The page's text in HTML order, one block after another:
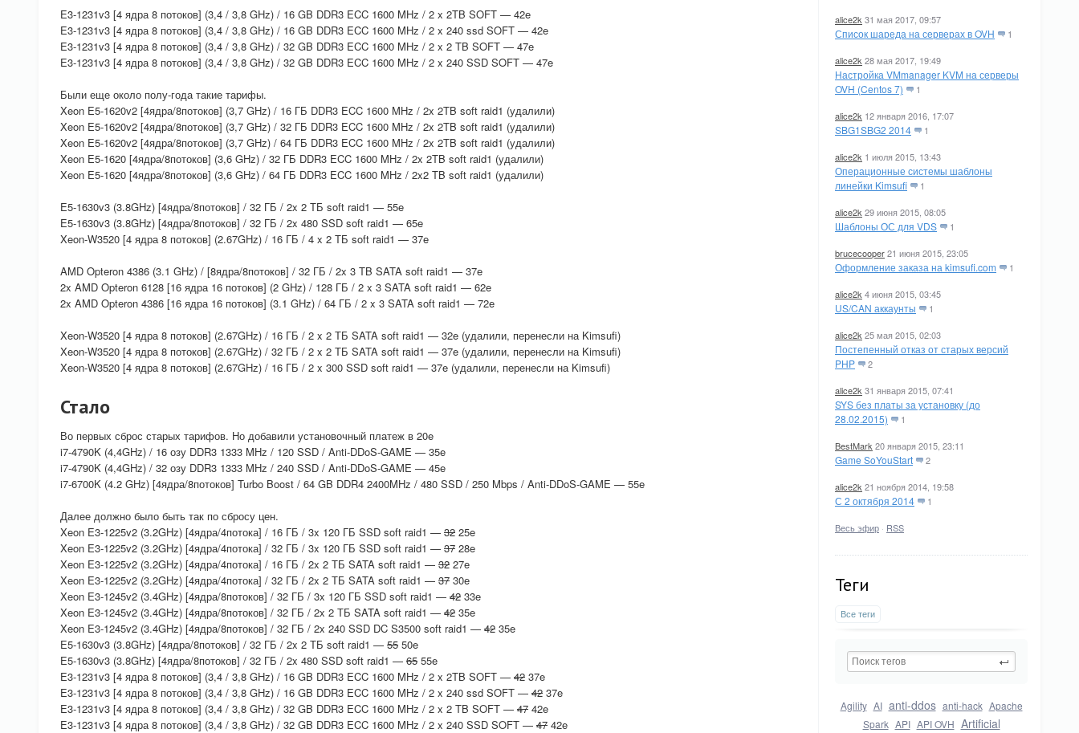
alice2k 31 мая 2017, 09:57
Список шареда на серверах в OVH 1
alice2k 28 мая 2017, 19:49
Настройка VMmanager KVM на серверы
OVH (Centos 7)
1
alice2k 12 января 2016, 17:07
SBG1SBG2 2014 1
alice2k 1 июля 2015, 13:43
Операционные системы шаблоны
линейки Kimsufi
1
alice2k 29 июня 2015, 08:05
Шаблоны ОС для VDS 1
brucecooper21 июня 2015, 23:05
Оформление заказа на kimsufi.com 1
alice2k 4 июня 2015, 03:45
US/CAN аккаунты 1
alice2k 25 мая 2015, 02:03
Постепенный отказ от старых версий
PHP
2
alice2k 31 января 2015, 07:41
SYS без платы за установку (до
28.02.2015)
1
BestMark 20 января 2015, 23:11
Game SoYouStart 2
alice2k 21 ноября 2014, 19:58
С 2 октября 2014 1
Весь эфир · RSS
Теги
Все теги
Agility AI anti-ddos anti-hack Apache
Spark API API OVH Artificial
E3-1231v3 [4 ядра 8 потоков] (3,4 / 3,8 GHz) / 16 GB DDR3 ECC 1600 MHz / 2 x 2TB SOFT — 42e
E3-1231v3 [4 ядра 8 потоков] (3,4 / 3,8 GHz) / 16 GB DDR3 ECC 1600 MHz / 2 x 240 ssd SOFT — 42e
E3-1231v3 [4 ядра 8 потоков] (3,4 / 3,8 GHz) / 32 GB DDR3 ECC 1600 MHz / 2 x 2 TB SOFT — 47e
E3-1231v3 [4 ядра 8 потоков] (3,4 / 3,8 GHz) / 32 GB DDR3 ECC 1600 MHz / 2 x 240 SSD SOFT — 47e
Были еще около полу-года такие тарифы.
Xeon E5-1620v2 [4ядра/8потоков] (3,7 GHz) / 16 ГБ DDR3 ECC 1600 MHz / 2x 2TB soft raid1 (удалили)
Xeon E5-1620v2 [4ядра/8потоков] (3,7 GHz) / 32 ГБ DDR3 ECC 1600 MHz / 2x 2TB soft raid1 (удалили)
Xeon E5-1620v2 [4ядра/8потоков] (3,7 GHz) / 64 ГБ DDR3 ECC 1600 MHz / 2x 2TB soft raid1 (удалили)
Xeon E5-1620 [4ядра/8потоков] (3,6 GHz) / 32 ГБ DDR3 ECC 1600 MHz / 2x 2TB soft raid1 (удалили)
Xeon E5-1620 [4ядра/8потоков] (3,6 GHz) / 64 ГБ DDR3 ECC 1600 MHz / 2x2 TB soft raid1 (удалили)
E5-1630v3 (3.8GHz) [4ядра/8потоков] / 32 ГБ / 2x 2 ТБ soft raid1 — 55e
E5-1630v3 (3.8GHz) [4ядра/8потоков] / 32 ГБ / 2x 480 SSD soft raid1 — 65e
Xeon-W3520 [4 ядра 8 потоков] (2.67GHz) / 16 ГБ / 4 x 2 ТБ soft raid1 — 37e
AMD Opteron 4386 (3.1 GHz) / [8ядра/8потоков] / 32 ГБ / 2x 3 TB SATA soft raid1 — 37e
2x AMD Opteron 6128 [16 ядра 16 потоков] (2 GHz) / 128 ГБ / 2 x 3 SATA soft raid1 — 62e
2x AMD Opteron 4386 [16 ядра 16 потоков] (3.1 GHz) / 64 ГБ / 2 x 3 SATA soft raid1 — 72e
Xeon-W3520 [4 ядра 8 потоков] (2.67GHz) / 16 ГБ / 2 x 2 ТБ SATA soft raid1 — 32e (удалили, перенесли на Kimsufi)
Xeon-W3520 [4 ядра 8 потоков] (2.67GHz) / 32 ГБ / 2 x 2 ТБ SATA soft raid1 — 37e (удалили, перенесли на Kimsufi)
Xeon-W3520 [4 ядра 8 потоков] (2.67GHz) / 16 ГБ / 2 x 300 SSD soft raid1 — 37e (удалили, перенесли на Kimsufi)
Стало
Во первых сброс старых тарифов. Но добавили установочный платеж в 20e
i7-4790K (4,4GHz) / 16 озу DDR3 1333 MHz / 120 SSD / Anti-DDoS-GAME — 35e
i7-4790K (4,4GHz) / 32 озу DDR3 1333 MHz / 240 SSD / Anti-DDoS-GAME — 45e
i7-6700K (4.2 GHz) [4ядра/8потоков] Turbo Boost / 64 GB DDR4 2400MHz / 480 SSD / 250 Mbps / Anti-DDoS-GAME — 55e
Далее должно было быть так по сбросу цен.
Xeon E3-1225v2 (3.2GHz) [4ядра/4потока] / 16 ГБ / 3x 120 ГБ SSD soft raid1 — 32 25e
Xeon E3-1225v2 (3.2GHz) [4ядра/4потока] / 32 ГБ / 3x 120 ГБ SSD soft raid1 — 37 28e
Xeon E3-1225v2 (3.2GHz) [4ядра/4потока] / 16 ГБ / 2x 2 ТБ SATA soft raid1 — 32 27e
Xeon E3-1225v2 (3.2GHz) [4ядра/4потока] / 32 ГБ / 2x 2 ТБ SATA soft raid1 — 37 30e
Xeon E3-1245v2 (3.4GHz) [4ядра/8потоков] / 32 ГБ / 3x 120 ГБ SSD soft raid1 — 42 33e
Xeon E3-1245v2 (3.4GHz) [4ядра/8потоков] / 32 ГБ / 2x 2 ТБ SATA soft raid1 — 42 35e
Xeon E3-1245v2 (3.4GHz) [4ядра/8потоков] / 32 ГБ / 2x 240 SSD DC S3500 soft raid1 — 42 35e
E5-1630v3 (3.8GHz) [4ядра/8потоков] / 32 ГБ / 2x 2 ТБ soft raid1 — 55 50e
E5-1630v3 (3.8GHz) [4ядра/8потоков] / 32 ГБ / 2x 480 SSD soft raid1 — 65 55e
E3-1231v3 [4 ядра 8 потоков] (3,4 / 3,8 GHz) / 16 GB DDR3 ECC 1600 MHz / 2 x 2TB SOFT — 42 37e
E3-1231v3 [4 ядра 8 потоков] (3,4 / 3,8 GHz) / 16 GB DDR3 ECC 1600 MHz / 2 x 240 ssd SOFT — 42 37e
E3-1231v3 [4 ядра 8 потоков] (3,4 / 3,8 GHz) / 32 GB DDR3 ECC 1600 MHz / 2 x 2 TB SOFT — 47 42e
E3-1231v3 [4 ядра 8 потоков] (3,4 / 3,8 GHz) / 32 GB DDR3 ECC 1600 MHz / 2 x 240 SSD SOFT — 47 42e